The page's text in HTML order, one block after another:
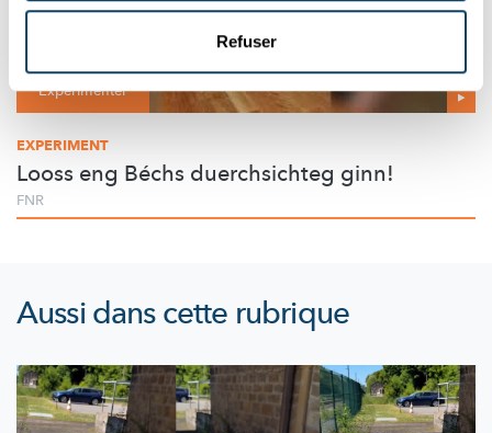
Refuser
Expérimenter
EXPERIMENT
Looss eng Béchs duerchsichteg ginn!
FNR
Aussi dans cette rubrique